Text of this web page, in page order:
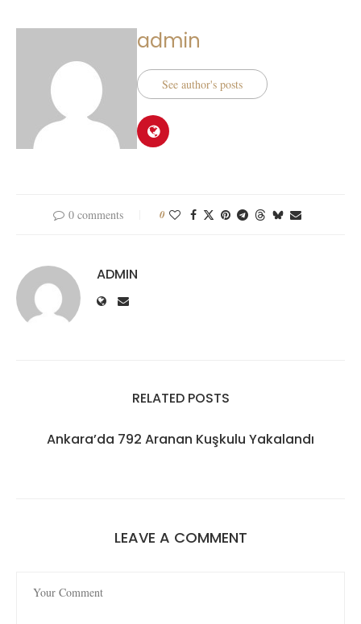
admin
See author's posts
0 comments 0
ADMIN
RELATED POSTS
Ankara’da 792 Aranan Kuşkulu Yakalandı
LEAVE A COMMENT